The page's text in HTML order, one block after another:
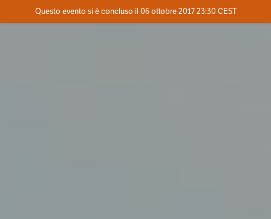
Dove
Questo evento si è concluso il 06 ottobre 2017 23:30 CEST